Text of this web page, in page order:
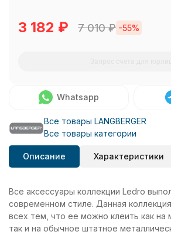
3 182 ₽ 7 010₽ -55%
Whatsapp
Все товары LANGBERGER
Все товары категории
Описание Характеристики
Все аксессуары коллекции Ledro
современном стиле. Данная
всех тем, что ее можно клеить как на
так и на обычное штатное